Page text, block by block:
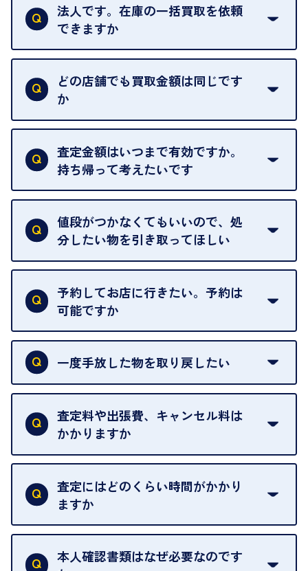
法人です。在庫の一括買取を依頼
できますか
はい。喜んで承ります。出張買取をご利用くださ
い。
ご指定の場所にお伺いします。
どの店舗でも買取金額は同じです
か
はい。全店舗一律です。
ただし、中古市場は日々変動するため、査定した日
によって査定額が変わることはございます。
査定金額はいつまで有効ですか。
持ち帰って考えたいです
査定額は当日限り有効です。
中古市場が日々変動するため、翌日には査定額が変
わることがございます。
値段がつかなくてもいいので、処
分したい物を引き取ってほしい
再販不可能な物は、場合によってはお断りすること
がございます。ご了承ください。
予約してお店に行きたい。予約は
可能ですか
申し訳ありませんが、現在はご来店の予約は承って
おりません。
を整えておりますので、お好きな時にお越しくださ
い。
お急ぎの場合はスタッフに一言お声がけください。
可能な限り、迅速に対応させていただきます。
一度手放した物を取り戻したい
当店は質店ではありませんので、買い取ったお品物
は基本的に販売へと回されます。買い戻しはできま
せんので、ご了承ください。
グオフが可能です。
契約破棄という形で、お品物をお戻しすることがで
きます。
売却当日を含む8日間のうちに、お気軽にお申し出
出張買取のお品物は、8日間保管しております。
査定料や出張費、キャンセル料は
かかりますか
一切いただいておりません。査定金額にご納得いた
だけない場合は、その場でお断りいただいても問題
ございません。お気軽にご相談ください。
査定にはどのくらい時間がかかり
ますか
お品物の内容や点数によって異なりますが、店頭買
取の場合は1点あたり数分程度が目安です。大量の
本人確認書類はなぜ必要なのです